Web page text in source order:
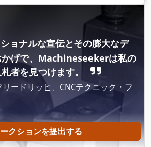
ョナルな宣伝とその膨大なデ
かげで、Machineseekerは私の
者を見つけます。
ードリッヒ、CNCテクニック・フ
クションを提出する